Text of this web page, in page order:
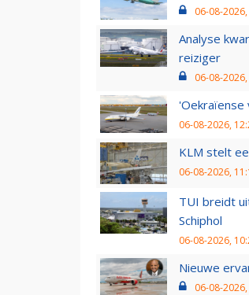
06-08-
Analyse
reiziger
06-08-
'Oekraïense
06-08-2026,
KLM stelt
06-08-2026,
TUI breidt
Schiphol
06-08-2026,
Nieuwe
06-08-